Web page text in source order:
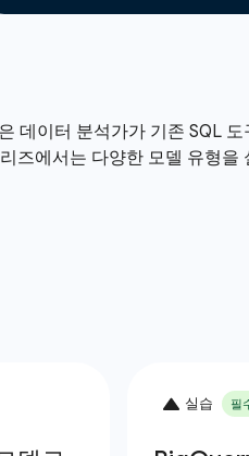
데이터 분석가가 기존 SQL
즈에서는 다양한 모델 유형